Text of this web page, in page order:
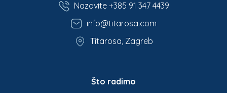
Nazovite +385 91 347 4439
info@titarosa.com
Titarosa, Zagreb
Što radimo